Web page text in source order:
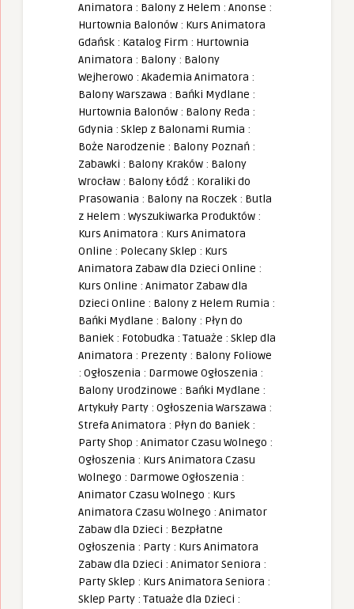
Animatora : Balony z Helem : Anonse :
Hurtownia Balonów : Kurs Animatora
Gdańsk : Katalog Firm : Hurtownia
Animatora : Balony : Balony
Wejherowo : Akademia Animatora :
Balony Warszawa : Bańki Mydlane :
Hurtownia Balonów : Balony Reda :
Gdynia : Sklep z Balonami Rumia :
Boże Narodzenie : Balony Poznań :
Zabawki : Balony Kraków : Balony
Wrocław : Balony Łódź : Koraliki do
Prasowania : Balony na Roczek : Butla
z Helem : Wyszukiwarka Produktów :
Kurs Animatora : Kurs Animatora
Online : Polecany Sklep : Kurs
Animatora Zabaw dla Dzieci Online :
Kurs Online : Animator Zabaw dla
Dzieci Online : Balony z Helem Rumia :
Bańki Mydlane : Balony : Płyn do
Baniek : Fotobudka : Tatuaże : Sklep dla
Animatora : Prezenty : Balony Foliowe
: Ogłoszenia : Darmowe Ogłoszenia :
Balony Urodzinowe : Bańki Mydlane :
Artykuły Party : Ogłoszenia Warszawa :
Strefa Animatora : Płyn do Baniek :
Party Shop : Animator Czasu Wolnego :
Ogłoszenia : Kurs Animatora Czasu
Wolnego : Darmowe Ogłoszenia :
Animator Czasu Wolnego : Kurs
Animatora Czasu Wolnego : Animator
Zabaw dla Dzieci : Bezpłatne
Ogłoszenia : Party : Kurs Animatora
Zabaw dla Dzieci : Animator Seniora :
Party Sklep : Kurs Animatora Seniora :
Sklep Party : Tatuaże dla Dzieci :